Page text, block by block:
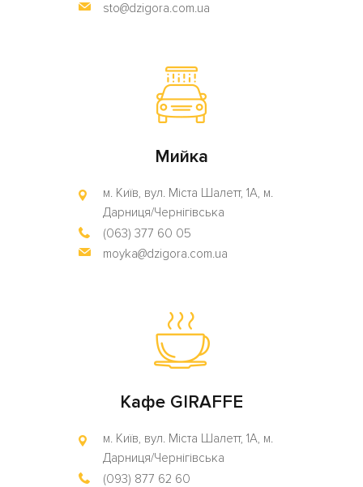
sto@dzigora.com.ua
Мийка
м. Київ, вул. Міста Шалетт, 1А, м.
Дарниця/Чернігівська
(063) 377 60 05
moyka@dzigora.com.ua
Кафе GIRAFFE
м. Київ, вул. Міста Шалетт, 1А, м.
Дарниця/Чернігівська
(093) 877 62 60